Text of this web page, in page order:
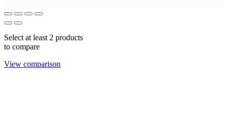
Select at least 2 products
to compare
View comparison